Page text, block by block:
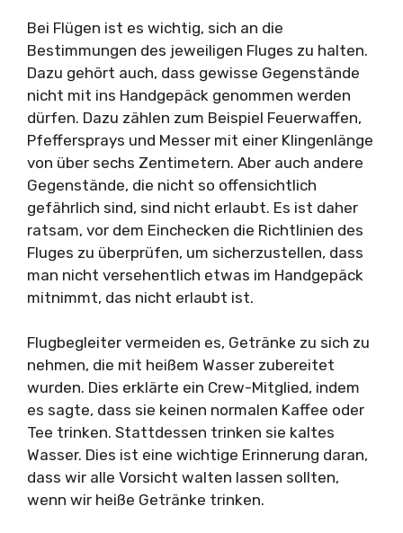
Bei Flügen ist es wichtig, sich an die
Bestimmungen des jeweiligen Fluges zu halten.
Dazu gehört auch, dass gewisse Gegenstände
nicht mit ins Handgepäck genommen werden
dürfen. Dazu zählen zum Beispiel Feuerwaffen,
Pfeffersprays und Messer mit einer Klingenlänge
von über sechs Zentimetern. Aber auch andere
Gegenstände, die nicht so offensichtlich
gefährlich sind, sind nicht erlaubt. Es ist daher
ratsam, vor dem Einchecken die Richtlinien des
Fluges zu überprüfen, um sicherzustellen, dass
man nicht versehentlich etwas im Handgepäck
mitnimmt, das nicht erlaubt ist.
Flugbegleiter vermeiden es, Getränke zu sich zu
nehmen, die mit heißem Wasser zubereitet
wurden. Dies erklärte ein Crew-Mitglied, indem
es sagte, dass sie keinen normalen Kaffee oder
Tee trinken. Stattdessen trinken sie kaltes
Wasser. Dies ist eine wichtige Erinnerung daran,
dass wir alle Vorsicht walten lassen sollten,
wenn wir heiße Getränke trinken.